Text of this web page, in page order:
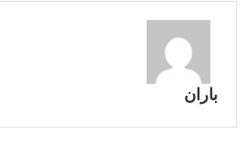
باران